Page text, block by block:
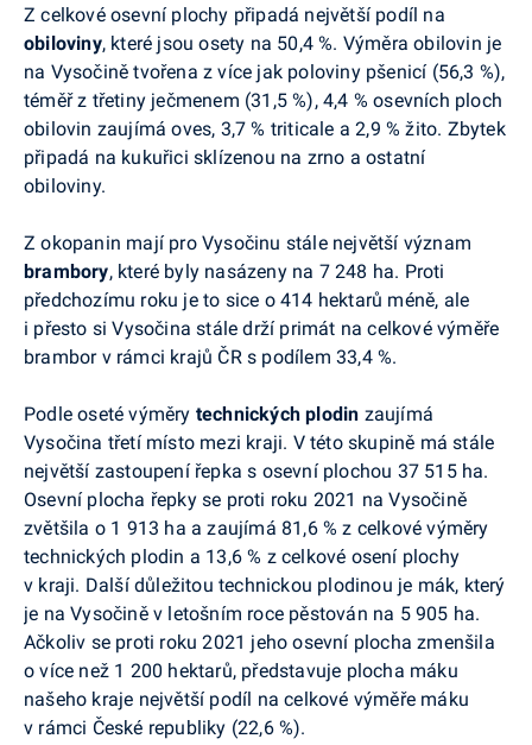
Z celkové osevní plochy připadá největší podíl na
obiloviny, které jsou osety na 50,4 %. Výměra obilovin je
na Vysočině tvořena z více jak poloviny pšenicí (56,3 %),
téměř z třetiny ječmenem (31,5 %), 4,4 % osevních ploch
obilovin zaujímá oves, 3,7 % triticale a 2,9 % žito. Zbytek
připadá na kukuřici sklízenou na zrno a ostatní
obiloviny.
Z okopanin mají pro Vysočinu stále největší význam
brambory, které byly nasázeny na 7 248 ha. Proti
předchozímu roku je to sice o 414 hektarů méně, ale
i přesto si Vysočina stále drží primát na celkové výměře
brambor v rámci krajů ČR s podílem 33,4 %.
Podle oseté výměry technických plodin zaujímá
Vysočina třetí místo mezi kraji. V této skupině má stále
největší zastoupení řepka s osevní plochou 37 515 ha.
Osevní plocha řepky se proti roku 2021 na Vysočině
zvětšila o 1 913 ha a zaujímá 81,6 % z celkové výměry
technických plodin a 13,6 % z celkové osení plochy
v kraji. Další důležitou technickou plodinou je mák, který
je na Vysočině v letošním roce pěstován na 5 905 ha.
Ačkoliv se proti roku 2021 jeho osevní plocha zmenšila
o více než 1 200 hektarů, představuje plocha máku
našeho kraje největší podíl na celkové výměře máku
v rámci České republiky (22,6 %).